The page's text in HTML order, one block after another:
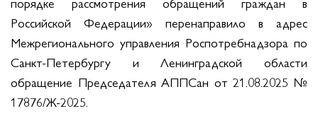
Российской Федерации» перенаправило в адрес
Межрегионального управления Роспотребнадзора по
Санкт-Петербургу и Ленинградской области
обращение Председателя АППСан от 21.08.2025 №
17876/Ж-2025.